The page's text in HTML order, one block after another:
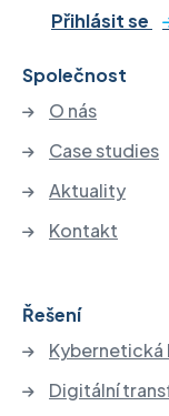
Přihlásit se
Společnost
O nás
Case studies
Aktuality
Kontakt
Řešení
Kybernetická
Digitální